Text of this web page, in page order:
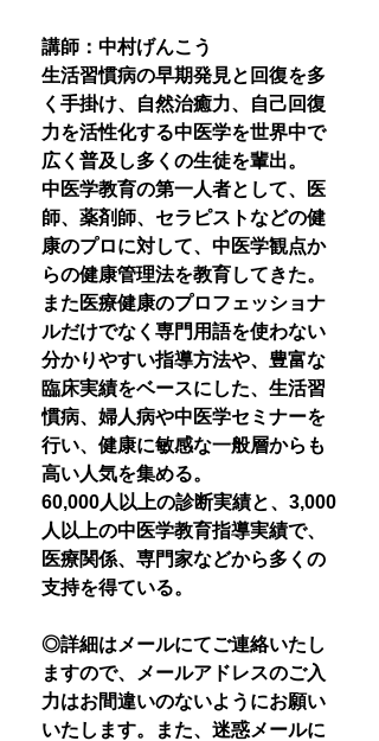
講師：中村げんこう
生活習慣病の早期発見と回復を多
く手掛け、自然治癒力、自己回復
力を活性化する中医学を世界中で
広く普及し多くの生徒を輩出。
中医学教育の第一人者として、医
師、薬剤師、セラピストなどの健
康のプロに対して、中医学観点か
らの健康管理法を教育してきた。
また医療健康のプロフェッショナ
ルだけでなく専門用語を使わない
分かりやすい指導方法や、豊富な
臨床実績をベースにした、生活習
慣病、婦人病や中医学セミナーを
行い、健康に敏感な一般層からも
高い人気を集める。
60,000人以上の診断実績と、3,000
人以上の中医学教育指導実績で、
医療関係、専門家などから多くの
支持を得ている。
◎詳細はメールにてご連絡いたし
ますので、メールアドレスのご入
力はお間違いのないようにお願い
いたします。また、迷惑メールに